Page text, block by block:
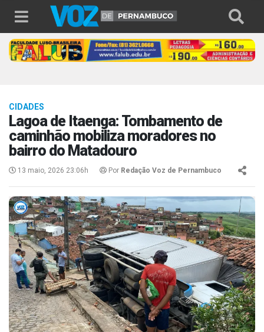
CIDADES
Lagoa de Itaenga: Tombamento de
caminhão mobiliza moradores no
bairro do Matadouro
13 maio, 2026 23:06h Por Redação Voz de Pernambuco